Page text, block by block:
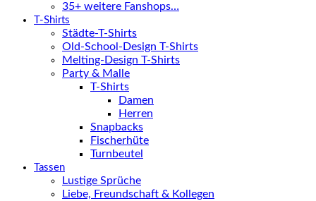
35+ weitere Fanshops…
T-Shirts
Städte-T-Shirts
Old-School-Design T-Shirts
Melting-Design T-Shirts
Party & Malle
T-Shirts
Damen
Herren
Snapbacks
Fischerhüte
Turnbeutel
Tassen
Lustige Sprüche
Liebe, Freundschaft & Kollegen